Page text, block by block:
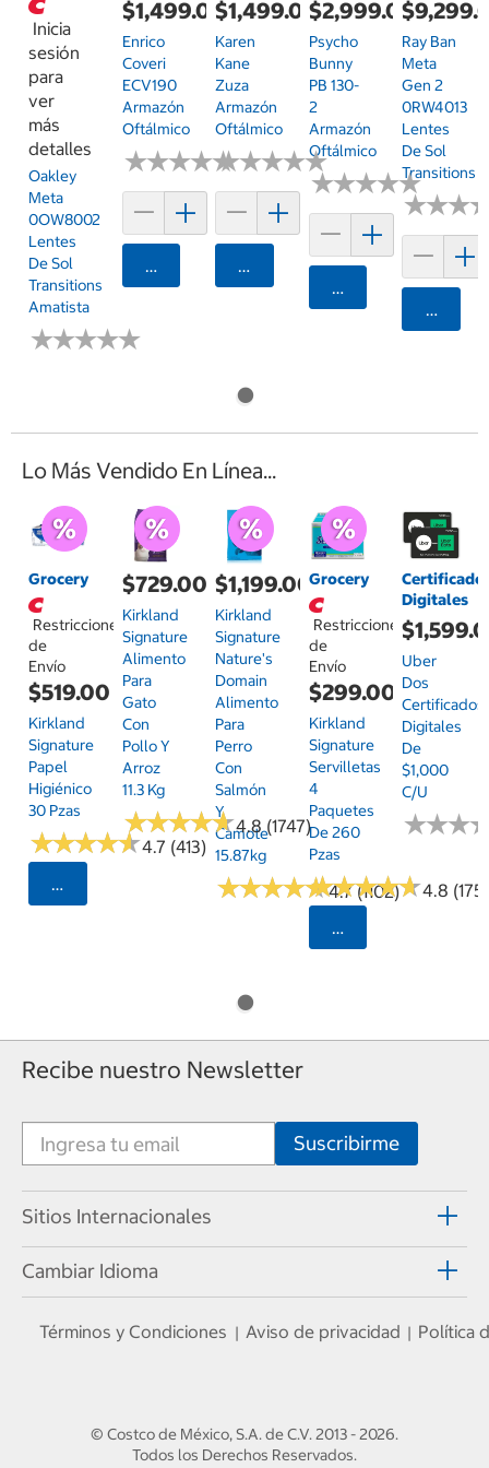
Inicia
sesión
para
ver
más
detalles
Oakley
Meta
0OW8002
Lentes
De Sol
Transitions
Amatista
★★★★★
★★★★★
$1,499.00
Enrico
Coveri
ECV190
Armazón
Oftálmico
★★★★★
★★★★★
Agregar
$1,499.00
Karen
Kane
Zuza
Armazón
Oftálmico
★★★★★
★★★★★
Agregar
$2,999.00
Psycho
Bunny
PB 130-
2
Armazón
Oftálmico
★★★★★
★★★★★
Agregar
Ray Ban
Meta
Gen 2
0RW4013
Lentes
De Sol
Transitions
★★★
★★★
Lo Más Vendido En Línea...
Grocery
Restricciones
de
Envío
$519.00
Kirkland
Signature
Papel
Higiénico
30 Pzas
★★★★★
★★★★★4.7 (413)
Seleccionar Código Postal
$729.00
Kirkland
Signature
Alimento
Para
Gato
Con
Pollo Y
Arroz
11.3 Kg
★★★★★
★★★★★4.8 (1747)
$1,199.00
Kirkland
Signature
Nature's
Domain
Alimento
Para
Perro
Con
Salmón
Y
Camote
15.87kg
★★★★★
★★★★★4.7 (1102)
Grocery
Restricciones
de
Envío
$299.00
Kirkland
Signature
Servilletas
4
Paquetes
De 260
Pzas
★★★★★
★★★★★4.8 (175)
Seleccionar
Digitales
Uber
Dos
Certificados
Digitales
De
$1,000
C/u
★★★
★★★
Recibe nuestro Newsletter
Sitios Internacionales
Cambiar Idioma
Términos y Condiciones | Aviso de privacidad | Política
© Costco de México, S.A. de C.V.2013 - 2026.
Todos los Derechos Reservados.